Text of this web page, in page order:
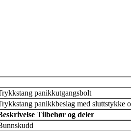
panikkutgangsbolt
panikkbeslag med sluttstykke
Tilbehør og deler